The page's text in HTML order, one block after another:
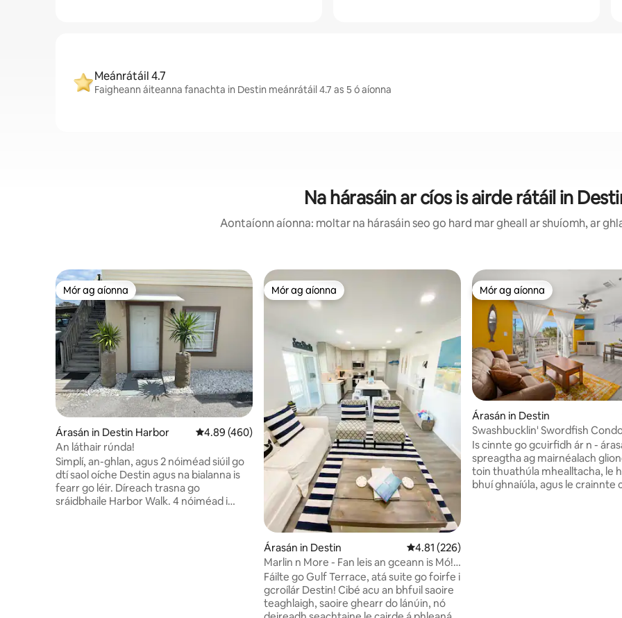
Meánrátáil 4.7
Faigheann áiteanna fanachta in Destin meánrátáil 4.7 as 5 ó aíonna
Na hárasáin ar cíos is airde rátáil in
Aontaíonn aíonna: moltar na hárasáin seo go hard mar gheall ar shuíomh, ar
Mór ag aíonna
Mór ag aíonna
Árasán in Destin Harbor Meánrátáil 4.89 as 5, 460 léirmheas
4.89 (460)
An láthair rúnda!
Simplí, an-ghlan, agus 2 nóiméad siúil go
dtí saol oíche Destin agus na bialanna is
fearr go léir. Díreach trasna go
sráidbhaile Harbor Walk. 4 nóiméad i
Mór ag aíonna
Mór ag aíonna
Árasán in Destin Meánrátáil 4.81 as 5, 226 léirmheas
4.81 (226)
Marlin n More - Fan leis an gceann is Mó! 3
LINN SNÁMHA
Fáilte go Gulf Terrace, atá suite go foirfe i
gcroílár Destin! Cibé acu an bhfuil saoire
teaghlaigh, saoire ghearr do lánúin, nó
Mór ag aíonna
Mór ag aíonna
Árasán in Destin
Swashbucklin' Swordfish
To The Beach
Is cinnte go gcuirfidh ár n -
spreagtha ag mairnéalach
toin thuathúla mhealltacha, le
bhuí ghnaíúla, agus le crainnte